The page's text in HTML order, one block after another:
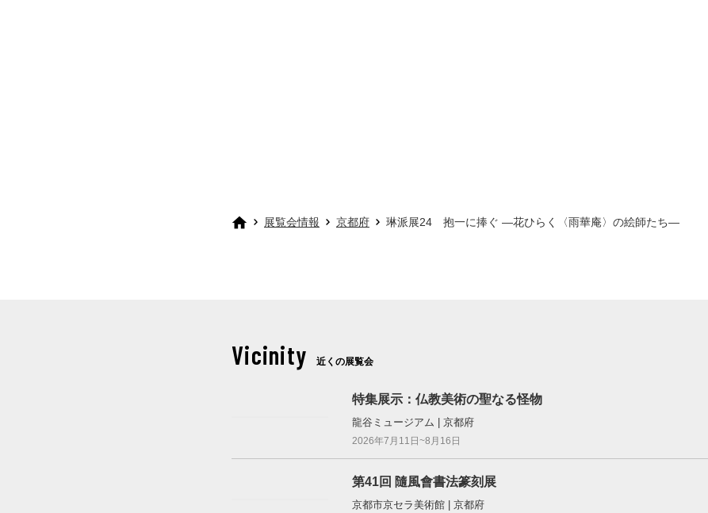
展覧会情報 京都府 琳派展24 抱一に捧ぐ ―花ひらく〈雨華庵〉の絵師たち―
Vicinity 近くの展覧会
特集展示：仏教美術の聖なる怪物
龍谷ミュージアム | 京都府
2026年7月11日~8月16日
第41回 隨風會書法篆刻展
京都市京セラ美術館 | 京都府